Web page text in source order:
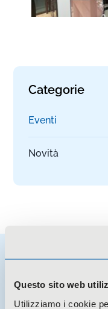
Questo sito web
Utilizziamo i cookie
Categorie
Eventi
Novità
Potresti